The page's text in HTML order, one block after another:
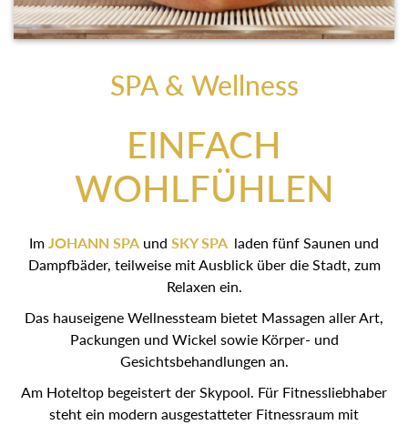
SPA & Wellness
EINFACH
WOHLFÜHLEN
Im JOHANN SPA und SKY SPA laden fünf Saunen und
Dampfbäder, teilweise mit Ausblick über die Stadt, zum
Relaxen ein.
Das hauseigene Wellnessteam bietet Massagen aller Art,
Packungen und Wickel sowie Körper- und
Gesichtsbehandlungen an.
Am Hoteltop begeistert der Skypool. Für Fitnessliebhaber
steht ein modern ausgestatteter Fitnessraum mit